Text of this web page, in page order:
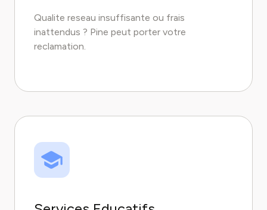
Qualite reseau insuffisante ou frais
inattendus ? Pine peut porter votre
reclamation.